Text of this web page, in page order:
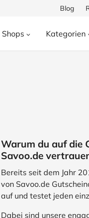
Blog
Shops
TUI
Kategorien
Haustierbedarf
Sport
Wohnen & Garten
Warum du auf die
Savoo.de
Bereits seit dem Jahr
von Savoo.de
auf und testet jeden
Dabei sind unsere